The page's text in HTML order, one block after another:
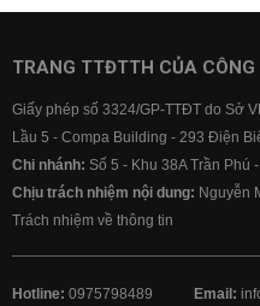
TRANG TTĐTTH CỦA CÔNG
Giấy phép số 3324/GP-TTĐT do Sở
Lầu 5 - Compa Building - 293 Điện
Chi nhánh: Số 5 - Khu 38A Trần Phú
Chịu trách nhiệm nội dung: Nguyễn
Trách nhiệm về thông tin
Hotline: 0975798489 Email: